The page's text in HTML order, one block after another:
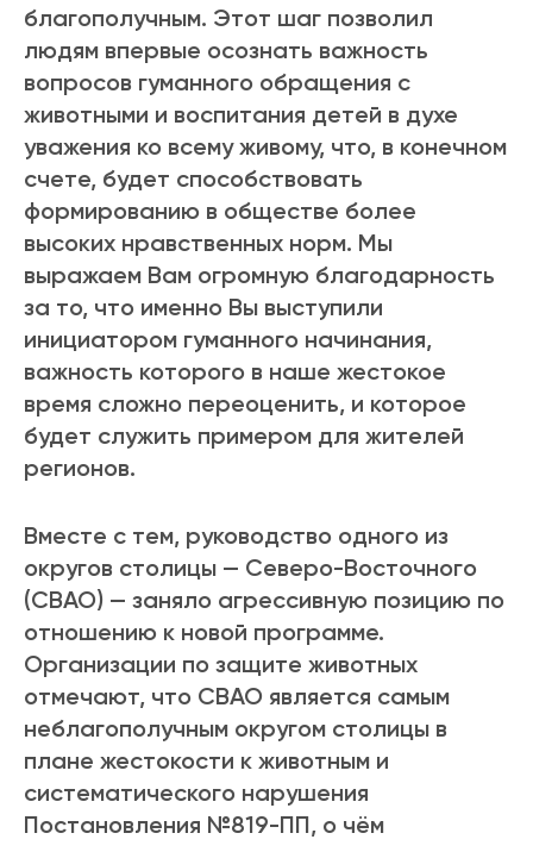
благополучным. Этот шаг позволил
людям впервые осознать важность
вопросов гуманного обращения с
животными и воспитания детей в духе
уважения ко всему живому, что, в конечном
счете, будет способствовать
формированию в обществе более
высоких нравственных норм. Мы
выражаем Вам огромную благодарность
за то, что именно Вы выступили
инициатором гуманного начинания,
важность которого в наше жестокое
время сложно переоценить, и которое
будет служить примером для жителей
регионов.
Вместе с тем, руководство одного из
округов столицы — Северо-Восточного
(СВАО) — заняло агрессивную позицию по
отношению к новой программе.
Организации по защите животных
отмечают, что СВАО является самым
неблагополучным округом столицы в
плане жестокости к животным и
систематического нарушения
Постановления №819-ПП, о чём